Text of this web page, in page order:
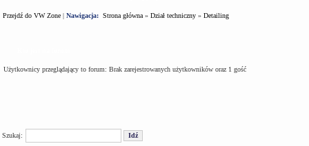
Przejdź do VW Zone | Nawigacja: Strona główna » Dział techniczny » Detailing
Użytkownicy przeglądający to forum: Brak zarejestrowanych użytkowników oraz 1 gość
Szukaj: